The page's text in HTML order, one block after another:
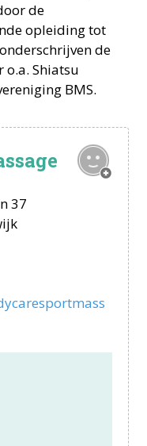
de
opleiding tot
de
o.a. Shiatsu
BMS.
37